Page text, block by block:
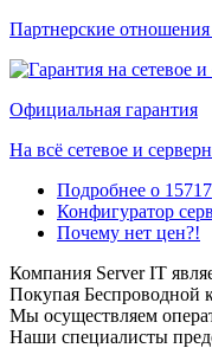
Партнерские
Официальная гарантия
На всё сетевое и
Подробнее о 15717
Конфигуратор
Почему нет цен?!
Компания Server IT
Покупая Беспроводной
Мы осуществляем
Наши специалисты